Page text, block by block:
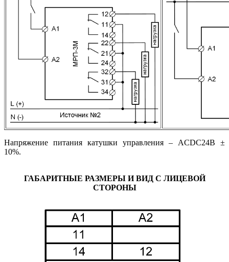
Напряжение питания катушки управления – ACDC24В ±
10%.
ГАБАРИТНЫЕ РАЗМЕРЫ И ВИД С ЛИЦЕВОЙ
СТОРОНЫ